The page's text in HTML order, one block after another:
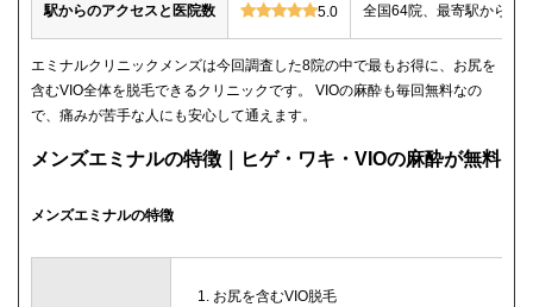
駅からのアクセスと医院数 5.0 全国64院、最寄駅から徒
エミナルクリニックメンズは今回調査した8院の中で最もお得に、お尻を
含むVIO全体を脱毛できるクリニックです。 VIOの麻酔も毎回無料なの
で、痛みが苦手な人にも安心して通えます。
メンズエミナルの特徴｜ヒゲ・ワキ・VIOの麻酔が無料
メンズエミナルの特徴
お尻を含むVIO脱毛